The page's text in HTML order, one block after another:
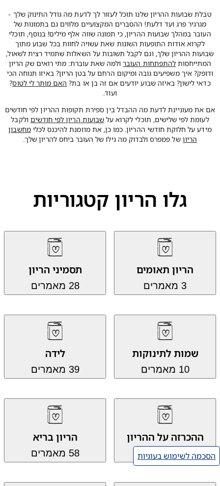
טבלת שבועות ההריון שלנו תוכל לעזור לך לדעת מה גודל התינוק שלך -
מגרגיר פרג ועד דלעת! ההסברים המקצועיים מלווים גם בתמונות של
העובר במהלך שבועות ההריון, כי תמונה שווה אלף מילים! בנוסף, תוכלי
לקרוא אודות התופעות השונות שאת עשויה לחוות בכל שבוע מתוך
שבועות ההריון שלך, וגם לקבל תשובות על השאלות שתמיד רצית לשאול,
המתייחסותלהתפתחות העוברולמה שאת עוברת: מתי רואים שק הריון
ודופק? איך משפיעים גובה ומיקום הרחם על בטן הריון? באיזו תנוחה הכי
כדאי לישון? באיזה שבוע יודעים אם זה בן או בת? האם מותר לי לטוס?
ועוד.
אם את מעוניינת לדעת מה ההבדל בין ספירת תקופות ההריון לפי חודשים
לעומת לפי שלישים, תוכלי לקרוא עלשבועות הריון לפי חודשים ולקבל
מידע על חלוקת חודשי ההריון. כמו כן, את מוזמנת להיכנס לכלימחשבון
הריון של פמפרס ולבדוק מה גילו של העובר ביחס להריון שלך.
גלו הריון קטגוריות
הריון תאומים
3 מאמרים
תסמיני הריון
28 מאמרים
שמות לתינוקות
10 מאמרים
לידה
39 מאמרים
ההכרזה על ההריון
8 מאמרים
הריון בריא
58 מאמרים הסכמה לשימוש בעוגיות